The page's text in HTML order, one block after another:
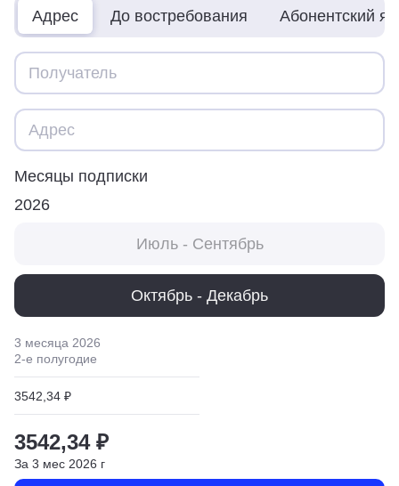
Адрес До востребования Абонентский
Месяцы подписки
2026
Июль - Сентябрь
Октябрь - Декабрь
3 месяца 2026
2-е полугодие
3542,34 ₽
3542,34 ₽
За 3 мес 2026 г